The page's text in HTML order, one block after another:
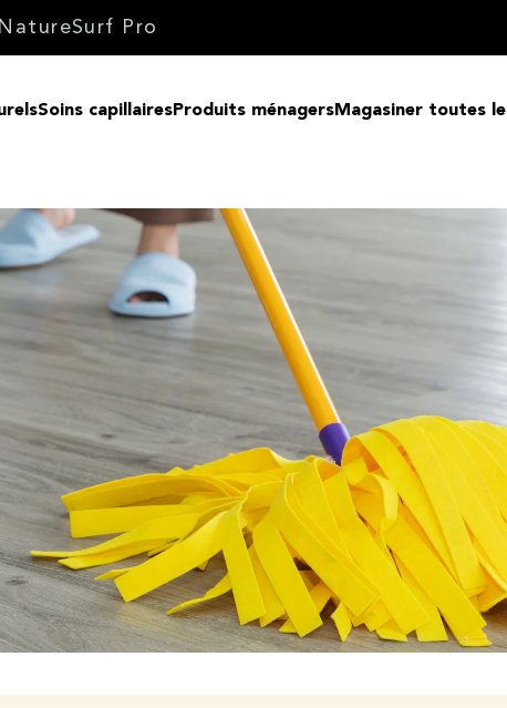
NatureSurf Pro
Soins capillairesProduits ménagersMagasiner toutes